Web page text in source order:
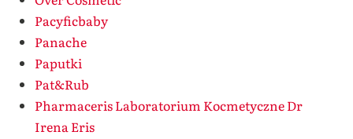
Pacyficbaby
Panache
Paputki
Pat&Rub
Pharmaceris Laboratorium Kocmetyczne Dr
Irena Eris